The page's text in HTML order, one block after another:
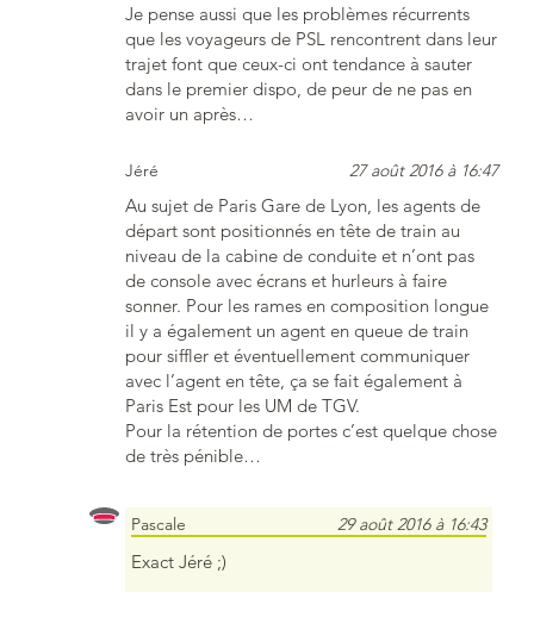
Je pense aussi que les problèmes récurrents
que les voyageurs de PSL rencontrent dans leur
trajet font que ceux-ci ont tendance à sauter
dans le premier dispo, de peur de ne pas en
avoir un après…
Jéré 27 août 2016 à 16:47
Au sujet de Paris Gare de Lyon, les agents de
départ sont positionnés en tête de train au
niveau de la cabine de conduite et n’ont pas
de console avec écrans et hurleurs à faire
sonner. Pour les rames en composition longue
il y a également un agent en queue de train
pour siffler et éventuellement communiquer
avec l’agent en tête, ça se fait également à
Paris Est pour les UM de TGV.
Pour la rétention de portes c’est quelque chose
de très pénible…
Pascale 29 août 2016 à 16:43
Exact Jéré ;)